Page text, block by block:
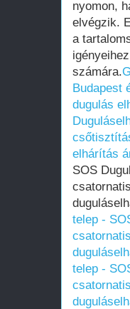
nyomon,
elvégzik.
a
számára.
Budapest
dugulás
elhárítás
SOS
telep -
telep -